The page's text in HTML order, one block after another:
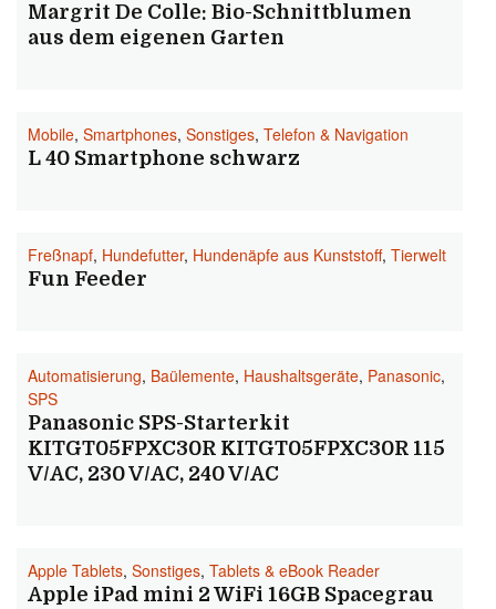
Margrit De Colle: Bio-Schnittblumen
aus dem eigenen Garten
Mobile, Smartphones, Sonstiges, Telefon & Navigation
L 40 Smartphone schwarz
Freßnapf, Hundefutter, Hundenäpfe aus Kunststoff, Tierwelt
Fun Feeder
Automatisierung, Baülemente, Haushaltsgeräte, Panasonic,
SPS
Panasonic SPS-Starterkit
KITGT05FPXC30R KITGT05FPXC30R 115
V/AC, 230 V/AC, 240 V/AC
Apple Tablets, Sonstiges, Tablets & eBook Reader
Apple iPad mini 2 WiFi 16GB Spacegrau